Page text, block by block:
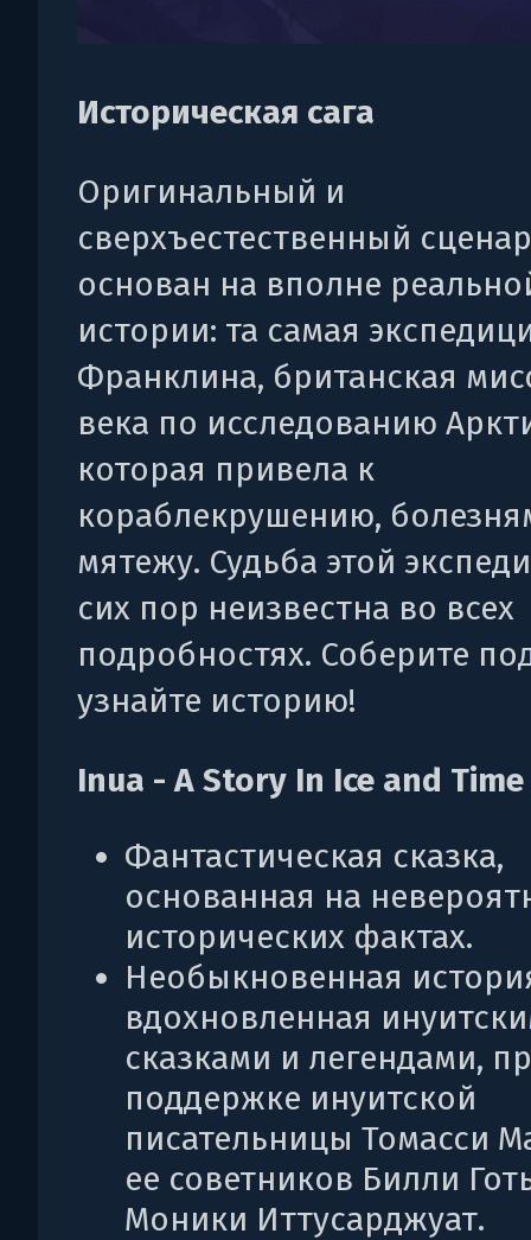
Историческая сага
Оригинальный и
сверхъестественный
основан на вполне
истории: та самая
Франклина, британская
века по исследованию
которая привела к
кораблекрушению,
мятежу. Судьба этой
сих пор неизвестна во всех
подробностях. Соберите
узнайте историю!
Inua - A Story In Ice and Time
Фантастическая сказка,
основанная на
исторических фактах.
Необыкновенная
вдохновленная
сказками и легендами,
поддержке инуитской
писательницы Томасси
ее советников Билли
Моники Иттусарджуат.